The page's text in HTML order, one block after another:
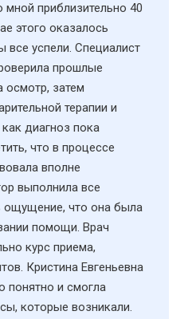
мной приблизительно 40
этого оказалось
все успели. Специалист
прошлые
осмотр, затем
терапии и
диагноз пока
что в процессе
вполне
выполнила все
ощущение, что она была
помощи. Врач
курс приема,
Кристина Евгеньевна
и смогла
которые возникали.